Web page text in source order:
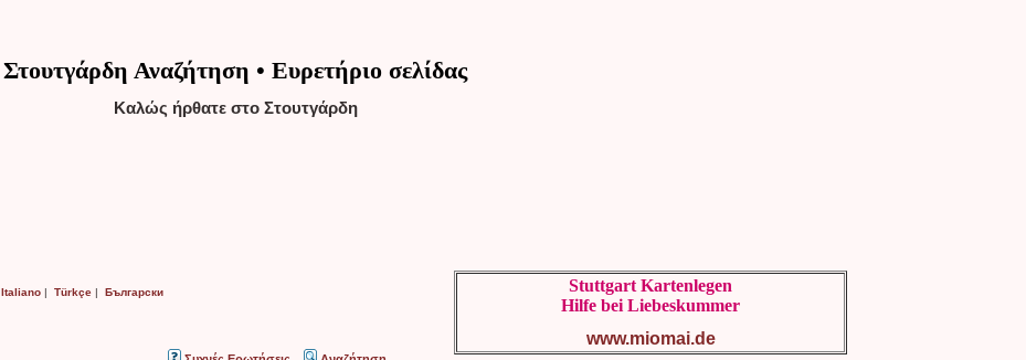
Στουτγάρδη Αναζήτηση • Ευρετήριο σελίδας
Καλώς ήρθατε στο Στουτγάρδη
Italiano | Türkçe | Български
Stuttgart Kartenlegen
Hilfe bei Liebeskummer
www.miomai.de